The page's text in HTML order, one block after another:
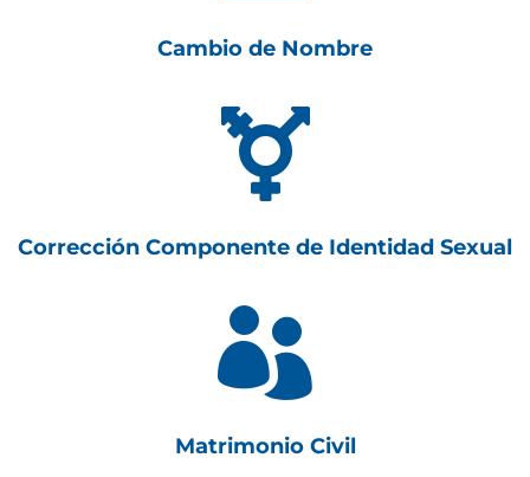
Cambio de Nombre

Corrección Componente de Identidad Sexual

Matrimonio Civil